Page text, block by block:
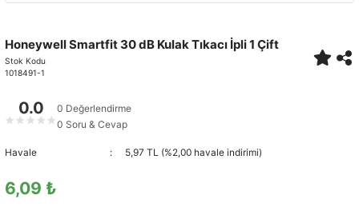
Honeywell Smartfit 30 dB Kulak Tıkacı İpli 1 Çift
Stok Kodu
1018491-1
0.0
★ ★ ★ ★ ★
0 Değerlendirme
0 Soru & Cevap
Havale 5,97 TL (%2,00 havale indirimi)
6,09 ₺